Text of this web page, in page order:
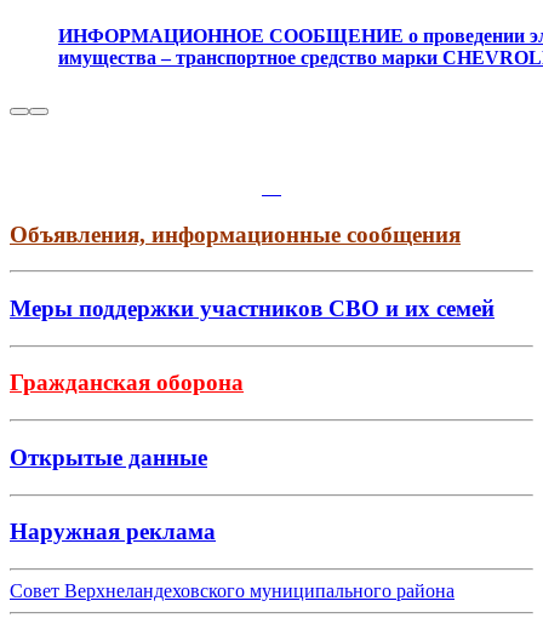
ИНФОРМАЦИОННОЕ СООБЩЕНИЕ о проведении
имущества – транспортное средство марки
Объявления, информационные сообщения
Меры поддержки участников СВО и их семей
Гражданская оборона
Открытые данные
Наружная реклама
Совет Верхнеландеховского муниципального района